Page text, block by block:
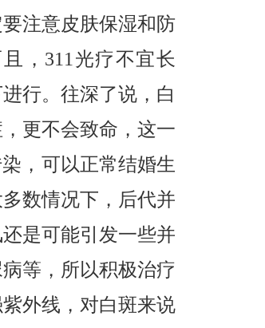
注意皮肤保湿和防
，311光疗不宜长
行。往深了说，白
更不会致命，这一
，可以正常结婚生
数情况下，后代并
是可能引发一些并
等，所以积极治疗
外线，对白斑来说